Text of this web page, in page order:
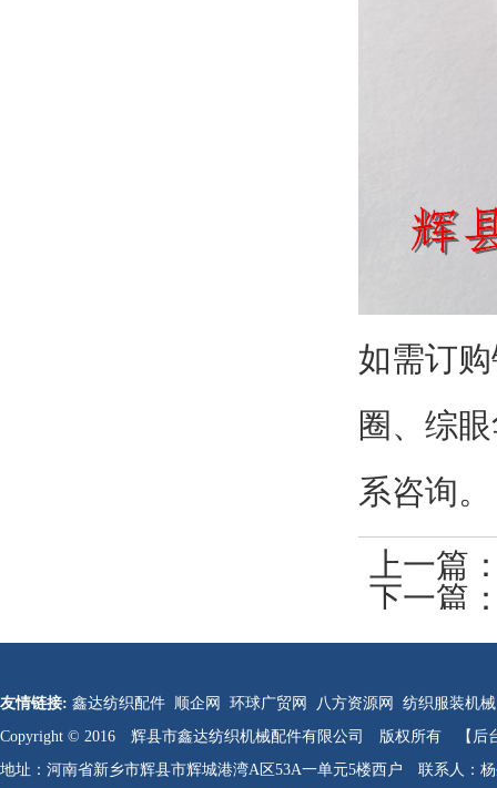
如需订
圈、综
系咨询。
上一篇
下一篇
友情链接: 鑫达纺织配件 顺企网 环球广贸网 八方资源网
纺织服装机
Copyright © 2016 辉县市鑫达纺织机械配件有限公司 版权所有
【后
地址：河南省新乡市辉县市辉城港湾A区53A一单元5楼西户 联系人：